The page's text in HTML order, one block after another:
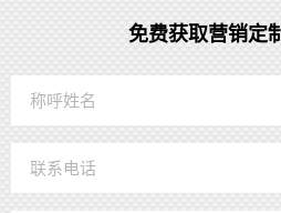
免费获取营销定